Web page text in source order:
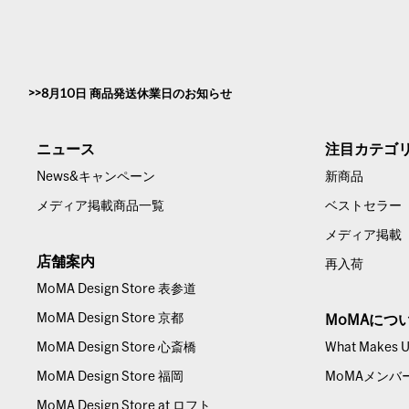
8月10日 商品発送休業日のお知らせ
ニュース
News&キャンペーン
メディア掲載商品一覧
店舗案内
MoMA Design Store 表参道
MoMA Design Store 京都
MoMA Design Store 心斎橋
MoMA Design Store 福岡
MoMA Design Store at ロフト
注目カテゴ
新商品
ベストセラー
メディア掲載
再入荷
MoMAにつ
What Makes
MoMAメンバ